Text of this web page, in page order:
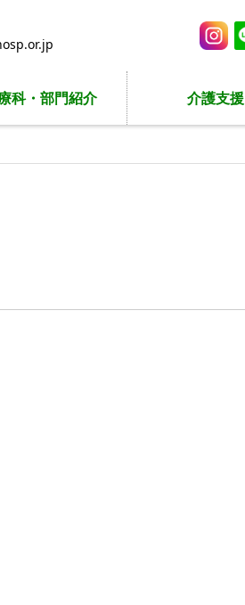
科・部門紹介 介護支援